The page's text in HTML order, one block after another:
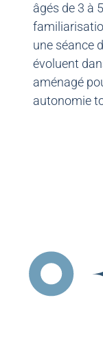
âgés de 3 à
une séance
évoluent
aménagé
autonomie